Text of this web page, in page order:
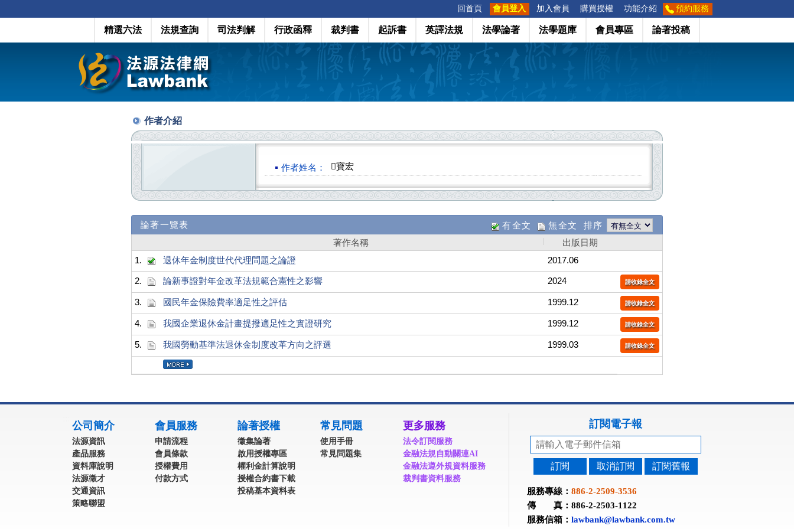
回首頁 會員登入 加入會員 購買授權 功能介紹 預約服務
精選六法 法規查詢 司法判解 行政函釋 裁判書 起訴書 英譯法規 法學論著 法學題庫 會員專區 論著投稿
作者介紹
作者姓名： 寶宏
論著一覽表 有全文 無全文 排序
著作名稱
出版日期
1.
退休年金制度世代代理問題之論證 2017.06
2. 論新事證對年金改革法規範合憲性之影響 2024 請收錄全文
3. 國民年金保險費率適足性之評估 1999.12 請收錄全文
4. 我國企業退休金計畫提撥適足性之實證研究 1999.12 請收錄全文
5. 我國勞動基準法退休金制度改革方向之評選 1999.03 請收錄全文
公司簡介
法源資訊
產品服務
資料庫說明
法源徵才
交通資訊
策略聯盟
會員服務
申請流程
會員條款
授權費用
付款方式
論著授權
徵集論著
啟用授權專區
權利金計算說明
授權合約書下載
投稿基本資料表
常見問題
使用手冊
常見問題集
更多服務
法令訂閱服務
金融法規自動關連AI
金融法遵外規資料服務
裁判書資料服務
訂閱電子報
訂閱 取消訂閱 訂閱舊報
服務專線： 886-2-2509-3536
傳 真：886-2-2503-1122
服務信箱： lawbank@lawbank.com.tw